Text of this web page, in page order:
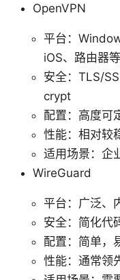
OpenVPN
平台：
iOS、路由器等
安全：TLS/
crypt
配置：高度可
性能：相对较
适用场景：企
WireGuard
平台：广泛、
安全：简化代
配置：简单，
性能：通常领